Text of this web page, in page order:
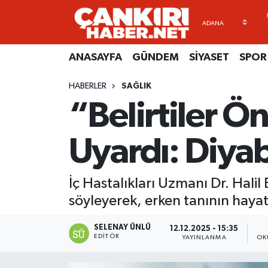
ANASAYFA GÜNDEM SİYASET SPOR
HABERLER SAĞLIK
“Belirtiler
Uyardı:
İç Hastalıkları Uzmanı Dr.
söyleyerek, erken tanının
SELENAY ÜNLÜ
EDITÖR
12.12.2025 - 15:35
YAYINLANMA
ANASAYFA
SİYASET
RESMİ İLANLAR
Künye
Gizlilik Sözleşmesi
BİYOGRAFİLER
GÜNDEM
Merkez Hava Durumu
Süper Lig Puan Durumu ve Fikstür
Tüm Manşetler
Son Dakika Haberleri
Haber Arşivi